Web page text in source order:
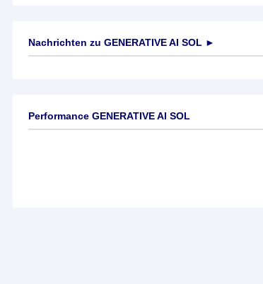
Nachrichten zu GENERATIVE AI SOL ►
Performance GENERATIVE AI SOL